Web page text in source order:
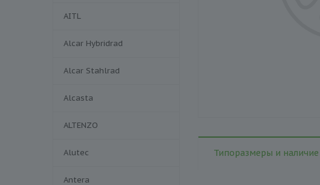
Типоразмеры и наличие
AITL
Alcar Hybridrad
Alcar Stahlrad
Alcasta
ALTENZO
Alutec
Antera